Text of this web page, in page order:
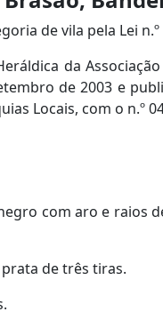
de vila pela Lei
da
de 2003 e p
Locais, com o n.º
com aro e
de três tiras.